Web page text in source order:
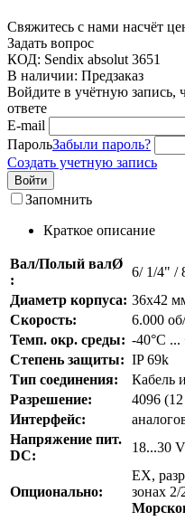
Свяжитесь с нами насчёт
Задать вопрос
КОД: Sendix absolut 3651
В наличии: Предзаказ
Войдите в учётную
ответе
E-mail
ПарольЗабыли пароль?
Создать учетную запись
Войти
Запомнить
Краткое описание
Вал/Полый валØ
:
6/ 1/4" /
Диаметр корпуса: 36x42
Скорость:
6.000
Темп. окр. среды: -40°C ...
Степень защиты: IP 69k
Тип соединения:
Кабель
Разрешение:
4096
Интерфейс:
Напряжение пит.
DC:
18...30 V
Опционально:
EX,
зонах 2/